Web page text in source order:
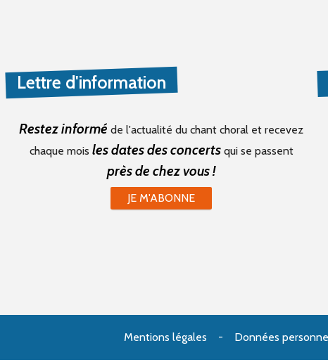
Lettre d'information
Restez informé de l'actualité du chant choral et recevez
chaque mois les dates des concertsqui se passent
près de chez vous !
JE M'ABONNE
Mentions légales Données